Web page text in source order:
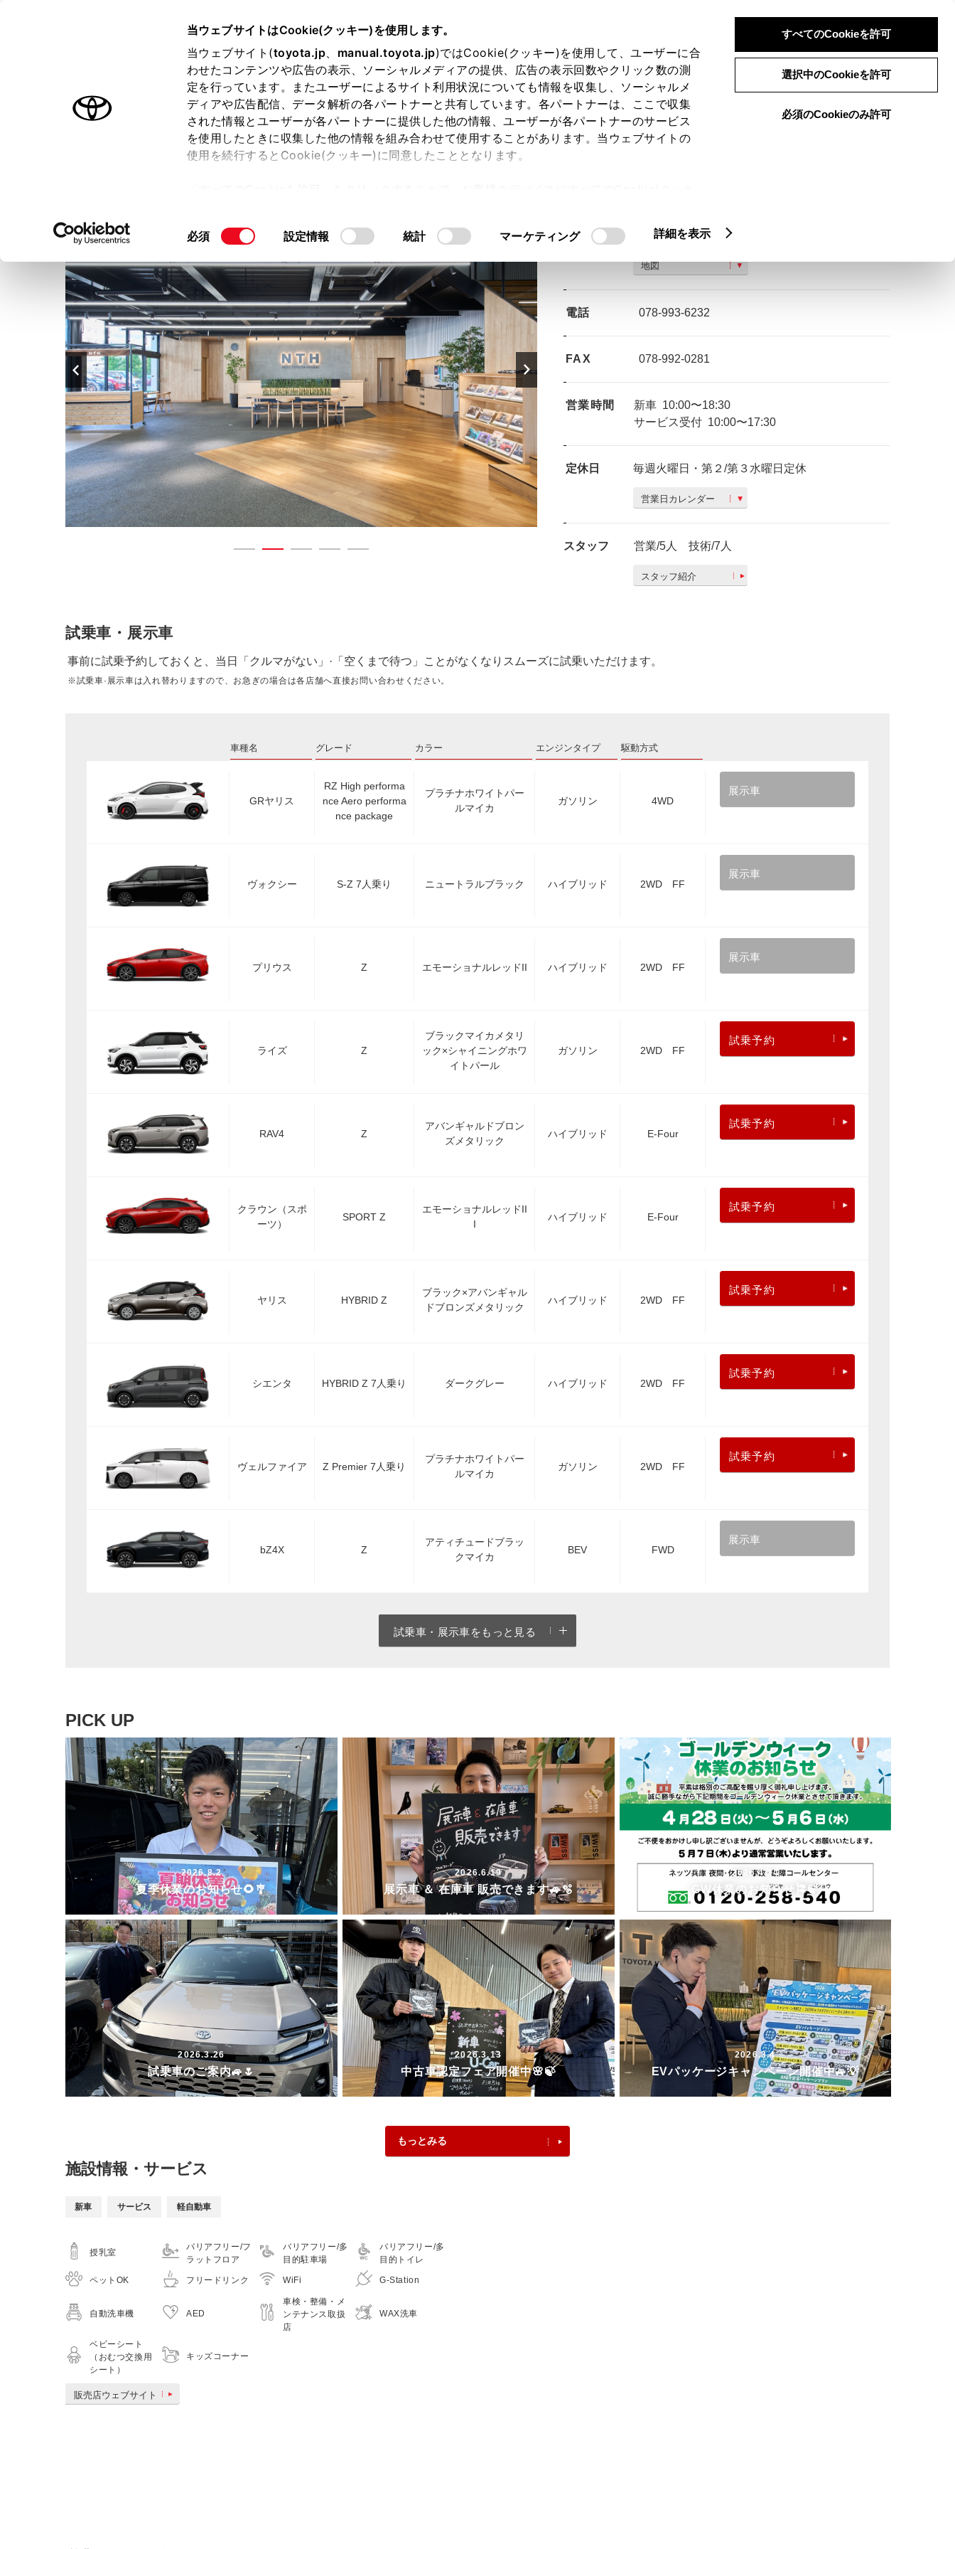
当ウェブサイトはCookie(クッキー)を使用します。
当ウェブサイト(toyota.jp、 manual.toyota.jp)ではCookie(クッキー)を使用して、ユーザーに合
わせたコンテンツや広告の表示、ソーシャルメディアの提供、広告の表示回数やクリック数の測
定を行っています。またユーザーによるサイト利用状況についても情報を収集し、ソーシャルメ
ディアや広告配信、データ解析の各パートナーと共有しています。各パートナーは、ここで収集
された情報とユーザーが各パートナーに提供した他の情報、ユーザーが各パートナーのサービス
を使用したときに収集した他の情報を組み合わせて使用することがあります。当ウェブサイトの
使用を続行するとCookie(クッキー)に同意したこととなります。
て」をご覧ください。
同
の
選
択
必須 設定情報 統計 マーケティング 詳細を表示
すべてのCookieを許可
選択中のCookieを許可
必須のCookieのみ許可
ログイン 検索 メニュー
オーナーサポート トピックス
店舗トップ スタッフ紹介 ショップブログ ご購入相談
住所 兵庫県神戸市西区糀台５−２−１１
地図
電話 078-993-6232
FAX 078-992-0281
営業時間 新車 10:00〜18:30
サービス受付 10:00〜17:30
定休日 毎週火曜日・第２/第３水曜日定休
営業日カレンダー
スタッフ 営業/5人 技術/7人
スタッフ紹介
試乗車・展示車
事前に試乗予約しておくと、当日「クルマがない」·「空くまで待つ」ことがなくなりスムーズに試乗いただけます。
※試乗車·展示車は入れ替わりますので、お急ぎの場合は各店舗へ直接お問い合わせください。
車種名 グレード カラー エンジンタイプ 駆動方式
GRヤリス
RZ High performa
nce Aero performa
nce package
プラチナホワイトパー
ルマイカ
ガソリン 4WD
展示車
ヴォクシー S-Z 7人乗り ニュートラルブラック ハイブリッド 2WD FF
展示車
プリウス Z エモーショナルレッドII ハイブリッド 2WD FF
展示車
ライズ Z
ブラックマイカメタリ
ック×シャイニングホワ
イトパール
ガソリン 2WD FF
試乗予約
RAV4 Z
アバンギャルドブロン
ズメタリック
ハイブリッド E-Four
試乗予約
クラウン（スポ
ーツ）
SPORT Z
エモーショナルレッドII
I
ハイブリッド E-Four
試乗予約
ヤリス HYBRID Z
ブラック×アバンギャル
ドブロンズメタリック
ハイブリッド 2WD FF
試乗予約
シエンタ HYBRID Z 7人乗り ダークグレー ハイブリッド 2WD FF
試乗予約
ヴェルファイア Z Premier 7人乗り
プラチナホワイトパー
ルマイカ
ガソリン 2WD FF
試乗予約
bZ4X Z
アティチュードブラッ
クマイカ
BEV FWD
展示車
試乗車・展示車をもっと見る
PICK UP
2026.8.2
夏季休業のお知らせ🌻🎐
2026.6.19
展示車 ＆ 在庫車 販売できます🚙🫧
2026.4.24
GW休業のお知らせ🎏🍃
2026.3.26
試乗車のご案内🚙🌷
2026.3.13
中古車認定フェア開催中🌸🍃
2026.3.4
EVパッケージキャンペーン開催中🚙💡
もっとみる
施設情報・サービス
新車 サービス 軽自動車
授乳室
バリアフリー/フ
ラットフロア
バリアフリー/多
目的駐車場
バリアフリー/多
目的トイレ
ペットOK フリードリンク WiFi G-Station
自動洗車機 AED
車検・整備・メ
ンテナンス取扱
店
WAX洗車
ベビーシート
（おむつ交換用
シート）
キッズコーナー
販売店ウェブサイト